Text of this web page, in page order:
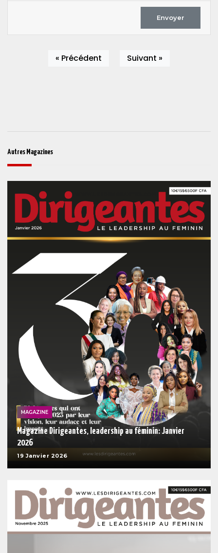
Envoyer
« Précédent Suivant »
Autres Magazines
MAGAZINE
Magazine Dirigeantes, leadership au féminin: Janvier
2026
19 Janvier 2026